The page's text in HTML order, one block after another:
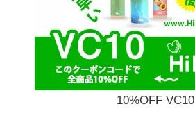
10%OFF VC10